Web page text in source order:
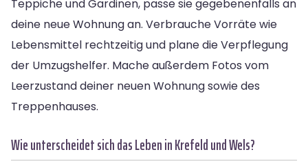
Teppiche und Gardinen, passe sie gegebenenfalls an
deine neue Wohnung an. Verbrauche Vorräte wie
Lebensmittel rechtzeitig und plane die Verpflegung
der Umzugshelfer. Mache außerdem Fotos vom
Leerzustand deiner neuen Wohnung sowie des
Treppenhauses.
Wie unterscheidet sich das Leben in Krefeld und Wels?